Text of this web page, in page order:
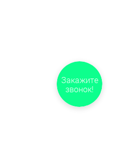
Закажите
звонок!